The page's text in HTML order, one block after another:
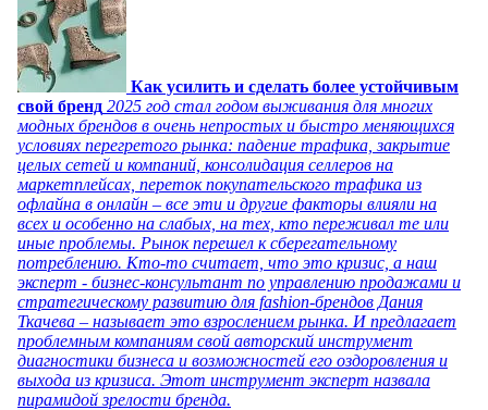
Как усилить и сделать более устойчивым
свой бренд 2025 год стал годом выживания для многих
модных брендов в очень непростых и быстро меняющихся
условиях перегретого рынка: падение трафика, закрытие
целых сетей и компаний, консолидация селлеров на
маркетплейсах, переток покупательского трафика из
офлайна в онлайн – все эти и другие факторы влияли на
всех и особенно на слабых, на тех, кто переживал те или
иные проблемы. Рынок перешел к сберегательному
потреблению. Кто-то считает, что это кризис, а наш
эксперт - бизнес-консультант по управлению продажами и
стратегическому развитию для fashion-брендов Дания
Ткачева – называет это взрослением рынка. И предлагает
проблемным компаниям свой авторский инструмент
диагностики бизнеса и возможностей его оздоровления и
выхода из кризиса. Этот инструмент эксперт назвала
пирамидой зрелости бренда.